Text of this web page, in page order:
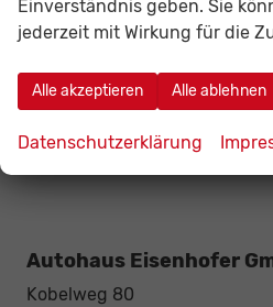
Autohaus Eisenhofer
Kobelweg 80
Einverständnis geben. Sie
jederzeit mit Wirkung für die
Alle akzeptieren Alle ablehnen
Datenschutzerklärung